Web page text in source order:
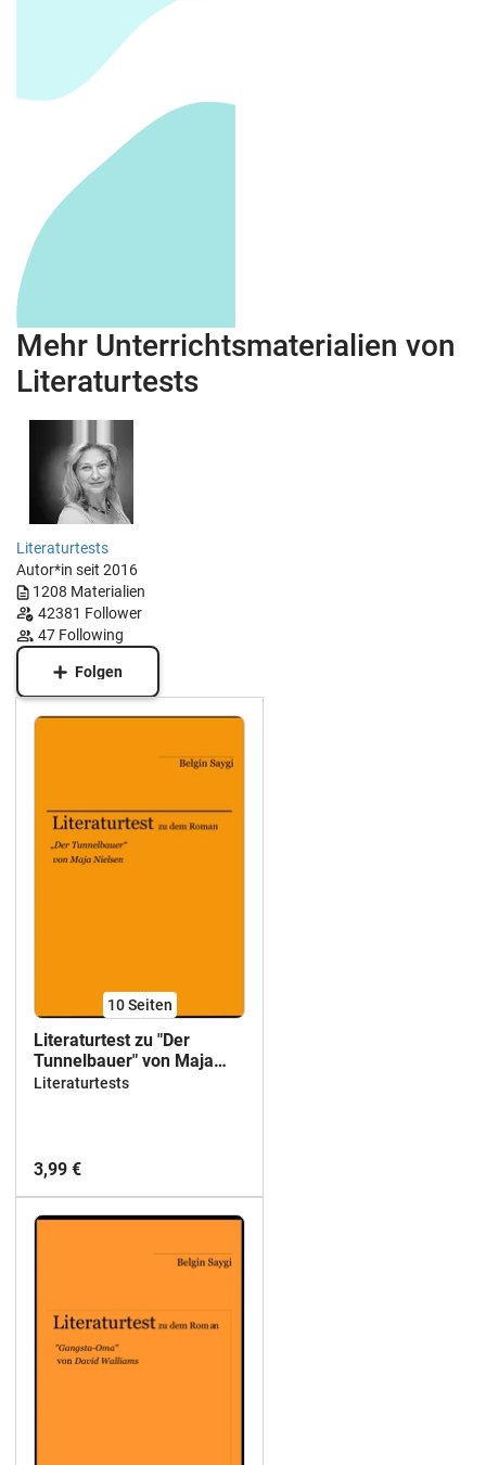
Mehr Unterrichtsmaterialien von
Literaturtests
Literaturtests
Autor*in seit 2016
1208 Materialien
42381 Follower
47 Following
Folgen
10Seiten
Literaturtest zu "Der
Tunnelbauer" von Maja
Nielsen
Literaturtests
3,99 €